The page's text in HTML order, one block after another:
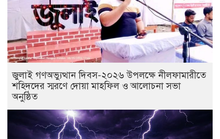
জুলাই গণঅভ্যুত্থান দিবস-২০২৬ উপলক্ষে নীলফামারীতে
শহিদদের স্মরণে দোয়া মাহফিল ও আলোচনা সভা
অনুষ্ঠিত